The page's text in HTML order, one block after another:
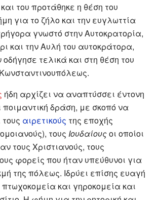
του προτάθηκε η θέση του
για το ζήλο και την ευγλωττία
γνωστό στην Αυτοκρατορία,
και την Αυλή του αυτοκράτορα,
τελικά και στη θέση του
Κωνσταντινουπόλεως.
ήδη αρχίζει να αναπτύσσει έντονη
δράση, με σκοπό να
αιρετικούς της εποχής
τους Ιουδαίουςοι οποίοι
τους Χριστιανούς, τους
φορείς που ήταν υπεύθυνοι για
της πόλεως. Ιδρύει επίσης ευαγή
και γηροκομεία και